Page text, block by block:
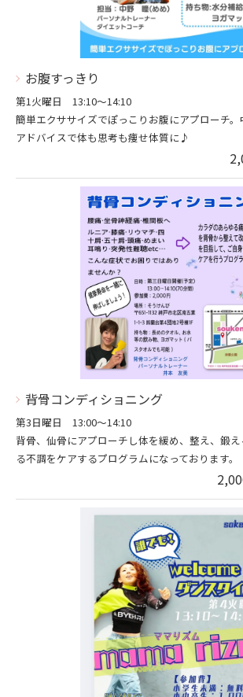
お腹すっきり
第1火曜日 13:10〜14:10
簡単エクササイズでぽっこりお腹にアプローチ
アドバイスで体も思考も痩せ体質に♪
背骨コンディショニング
第3日曜日 13:00〜14:10
背骨、仙骨にアプローチし体を緩め、整え、鍛
る不調をケアするプログラムになっております。